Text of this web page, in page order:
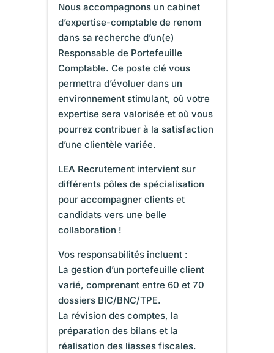
Nous accompagnons un cabinet
d’expertise-comptable de renom
dans sa recherche d’un(e)
Responsable de Portefeuille
Comptable. Ce poste clé vous
permettra d’évoluer dans un
environnement stimulant, où votre
expertise sera valorisée et où vous
pourrez contribuer à la satisfaction
d’une clientèle variée.
LEA Recrutement intervient sur
différents pôles de spécialisation
pour accompagner clients et
candidats vers une belle
collaboration !
Vos responsabilités incluent :
La gestion d’un portefeuille client
varié, comprenant entre 60 et 70
dossiers BIC/BNC/TPE.
La révision des comptes, la
préparation des bilans et la
réalisation des liasses fiscales.